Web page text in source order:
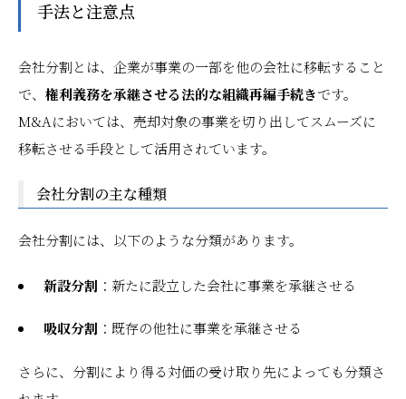
手法と注意点
会社分割とは、企業が事業の一部を他の会社に移転すること
で、 権利義務を承継させる法的な組織再編手続きです。
M&Aにおいては、売却対象の事業を切り出してスムーズに
移転させる手段として活用されています。
会社分割の主な種類
会社分割には、以下のような分類があります。
新設分割 ：新たに設立した会社に事業を承継させる
吸収分割 ：既存の他社に事業を承継させる
さらに、分割により得る対価の受け取り先によっても分類さ